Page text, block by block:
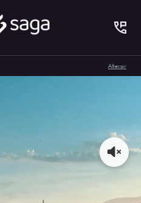
Alterar